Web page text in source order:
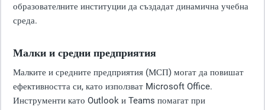
образователните институции да създадат динамична учебна
среда.
Малки и средни предприятия
Малките и средните предприятия (МСП) могат да повишат
ефективността си, като използват Microsoft Office.
Инструменти като Outlook и Teams помагат при